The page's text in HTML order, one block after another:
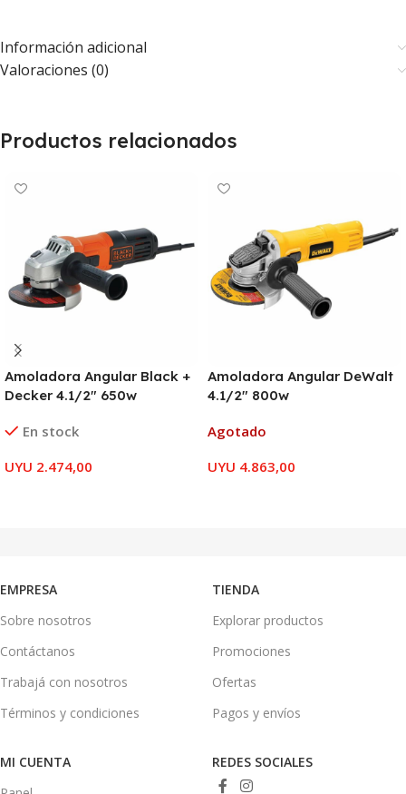
Información adicional
Valoraciones (0)
Productos relacionados
Amoladora Angular Black +
Decker 4.1/2″ 650w
En stock
UYU 2.474,00
Amoladora Angular DeWalt
4.1/2″ 800w
Agotado
UYU 4.863,00
EMPRESA
Sobre nosotros
Contáctanos
Trabajá con nosotros
Términos y condiciones
TIENDA
Explorar productos
Promociones
Ofertas
Pagos y envíos
MI CUENTA
REDES SOCIALES